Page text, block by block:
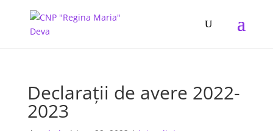
Declarații de avere 2022-
2023